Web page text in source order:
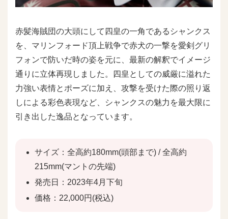
赤髪海賊団の大頭にして四皇の一角であるシャンクス
を、マリンフォード頂上戦争で赤犬の一撃を愛剣グリ
フォンで防いだ時の姿を元に、最新の解釈でイメージ
通りに立体再現しました。四皇としての威厳に溢れた
力強い表情とポーズに加え、攻撃を受けた際の照り返
しによる彩色表現など、シャンクスの魅力を最大限に
引き出した逸品となっています。
サイズ：全高約180mm(頭部まで) / 全高約
215mm(マントの先端)
発売日：2023年4月下旬
価格：22,000円(税込)